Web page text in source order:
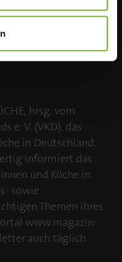
hrsg. vom
e. V. (VKD), das
in Deutschland.
informiert das
und Köche in
sowie
Themen ihres
www.magazin-
auch täglich